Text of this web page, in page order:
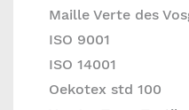
Maille Verte des
ISO 9001
ISO 14001
Oekotex std 100